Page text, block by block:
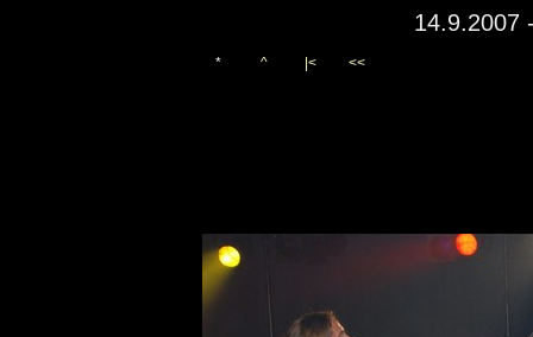
14.9.2007
* ^ |< <<